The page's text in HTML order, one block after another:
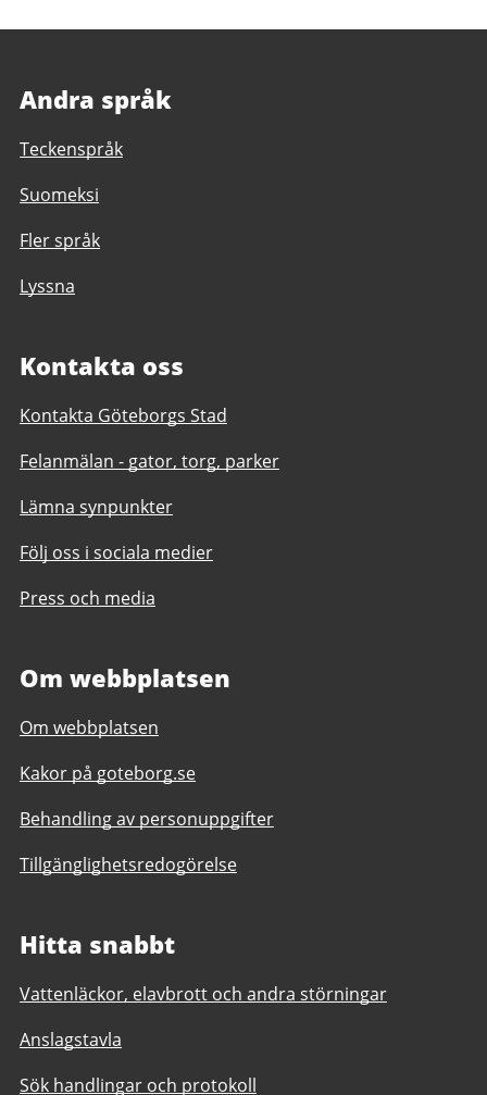
Andra språk
Teckenspråk
Suomeksi
Fler språk
Lyssna
Kontakta oss
Kontakta Göteborgs Stad
Felanmälan - gator, torg, parker
Lämna synpunkter
Följ oss i sociala medier
Press och media
Om webbplatsen
Om webbplatsen
Kakor på goteborg.se
Behandling av personuppgifter
Tillgänglighetsredogörelse
Hitta snabbt
Vattenläckor, elavbrott och andra störningar
Anslagstavla
Sök handlingar och protokoll